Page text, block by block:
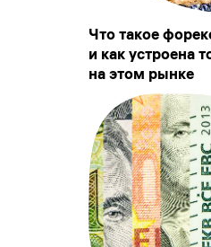
Что такое
и как устроена
на этом рынке